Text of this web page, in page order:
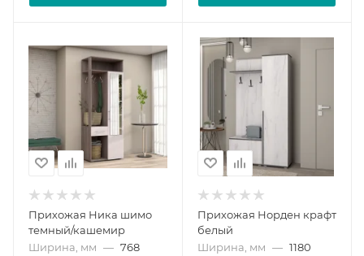
Прихожая Ника шимо
темный/кашемир
Ширина, мм — 768
Прихожая Норден крафт
белый
Ширина, мм — 1180